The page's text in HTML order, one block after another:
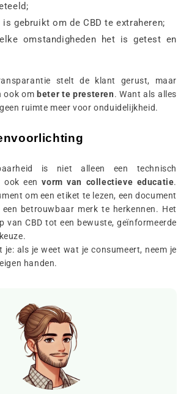
gebruikt om de CBD te extraheren;
omstandigheden het is getest en
stelt de klant gerust, maar
ook om beter te presteren. Want als alles
ruimte meer voor onduidelijkheid.
is niet alleen een technisch
ook eenvorm van collectieve educatie.
om een etiket te lezen, een document
betrouwbaar merk te herkennen. Het
van CBD tot een bewuste, geïnformeerde
je: als je weet wat je consumeert, neem je
handen.